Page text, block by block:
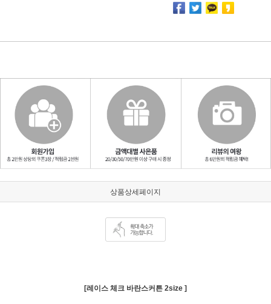
상품상세페이지
[레이스 체크 바란스커튼 2size ]